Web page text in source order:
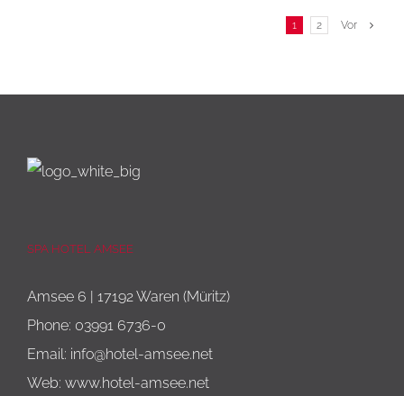
1 2 Vor
SPA HOTEL AMSEE
Amsee 6 | 17192 Waren (Müritz)
Phone: 03991 6736-0
Email: info@hotel-amsee.net
Web: www.hotel-amsee.net